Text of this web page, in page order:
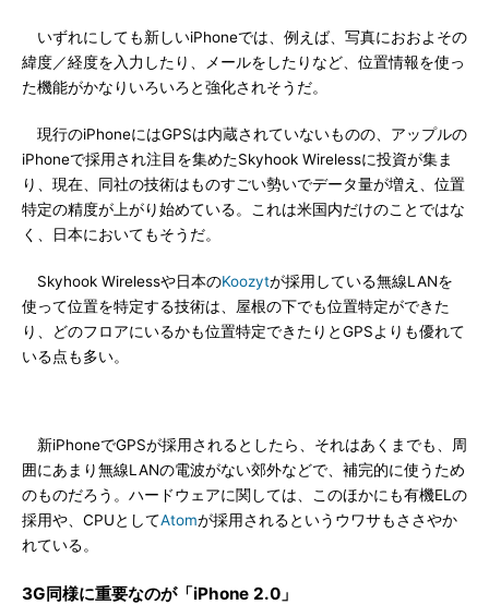
いずれにしても新しいiPhoneでは、例えば、写真におおよその
緯度／経度を入力したり、メールをしたりなど、位置情報を使っ
た機能がかなりいろいろと強化されそうだ。
現行のiPhoneにはGPSは内蔵されていないものの、アップルの
iPhoneで採用され注目を集めたSkyhook Wirelessに投資が集ま
り、現在、同社の技術はものすごい勢いでデータ量が増え、位置
特定の精度が上がり始めている。これは米国内だけのことではな
く、日本においてもそうだ。
Skyhook Wirelessや日本のKoozytが採用している無線LANを
使って位置を特定する技術は、屋根の下でも位置特定ができた
り、どのフロアにいるかも位置特定できたりとGPSよりも優れて
いる点も多い。
新iPhoneでGPSが採用されるとしたら、それはあくまでも、周
囲にあまり無線LANの電波がない郊外などで、補完的に使うため
のものだろう。ハードウェアに関しては、このほかにも有機ELの
採用や、CPUとしてAtomが採用されるというウワサもささやか
れている。
3G同様に重要なのが「iPhone 2.0」